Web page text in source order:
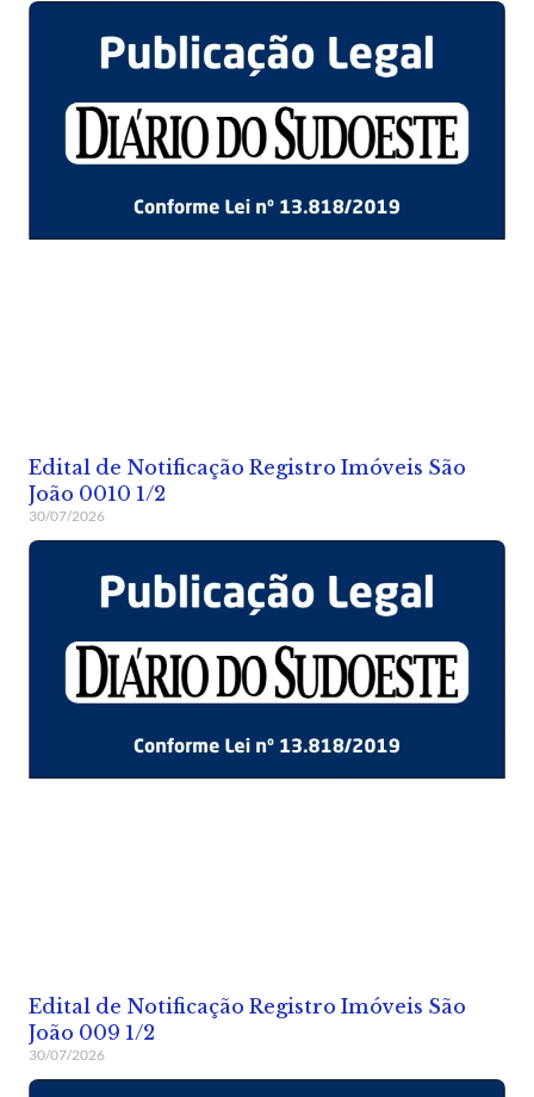
Edital de Notificação Registro Imóveis São
João 0010 1/2
30/07/2026
Edital de Notificação Registro Imóveis São
João 009 1/2
30/07/2026